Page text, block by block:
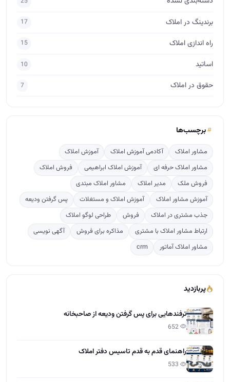
برندینگ در املاک 17
راه اندازی املاک 15
اساتید 10
حقوق در املاک 7
برچسب‌ها
مشاور املاک آکادمی آموزش املاک
آموزش املاک
مشاور املاک حرفه ای
آموزش املاک ابراهیمی
فروش املاک
فروش ملک
مدیر املاک
مشاور املاک مبتدی
آموزش مشاور املاک
آموزش املاک و مستغلات
پس گرفتن ودیعه
جذب مشتری در املاک
فروش
طراحی لوگو املاک
ارتباط مشاور املاک با مشتری
مذاکره برای فروش
آگهی نویسی
مشاور املاک آماتور
crm
پربازدید
ترفندهایی برای پس گرفتن ودیعه از صاحبخانه
راهنمای قدم به قدم تاسیس دفتر املاک